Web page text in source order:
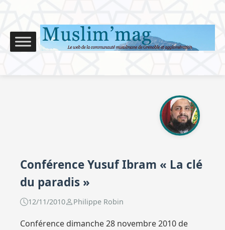
Conférence Yusuf Ibram « La clé
du paradis »
12/11/2010 Philippe Robin
Conférence dimanche 28 novembre 2010 de